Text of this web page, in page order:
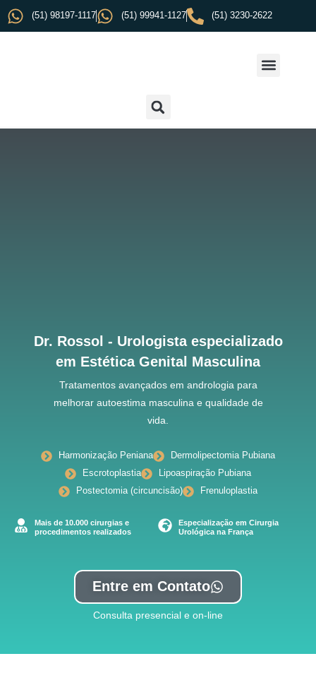
(51) 98197-1117 (51) 99941-1127 (51) 3230-2622
Dr. Rossol - Urologista especializado
em Estética Genital Masculina
Tratamentos avançados em andrologia para
melhorar autoestima masculina e qualidade de
vida.
Harmonização Peniana
Dermolipectomia Pubiana
Escrotoplastia
Lipoaspiração Pubiana
Postectomia (circuncisão)
Frenuloplastia
Mais de 10.000 cirurgias e
procedimentos realizados
Especialização em Cirurgia
Urológica na França
Entre em Contato
Consulta presencial e on-line